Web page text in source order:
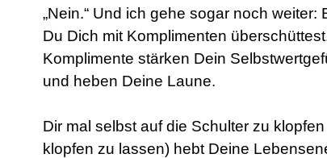
„Nein.“ Und ich gehe sogar noch weiter:
Du Dich mit Komplimenten
Komplimente stärken Dein
und heben Deine Laune.
Dir mal selbst auf die Schulter zu
klopfen zu lassen) hebt Deine